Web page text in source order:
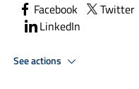
Facebook Twitter
LinkedIn
See actions